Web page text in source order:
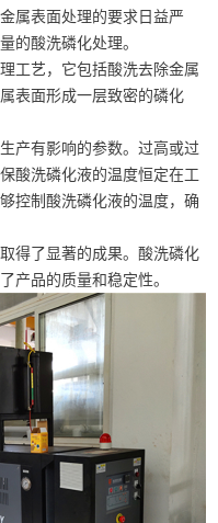
属表面处理的要求日益严
的酸洗磷化处理。
工艺，它包括酸洗去除金属
表面形成一层致密的磷化
产有影响的参数。过高或过
酸洗磷化液的温度恒定在工
控制酸洗磷化液的温度，确
得了显著的成果。酸洗磷化
产品的质量和稳定性。